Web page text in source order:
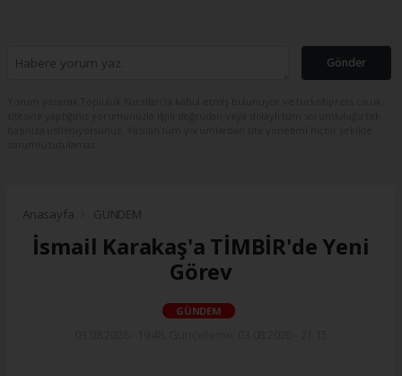
Gönder
Anasayfa GÜNDEM
İsmail Karakaş'a TİMBİR'de Yeni
Görev
GÜNDEM